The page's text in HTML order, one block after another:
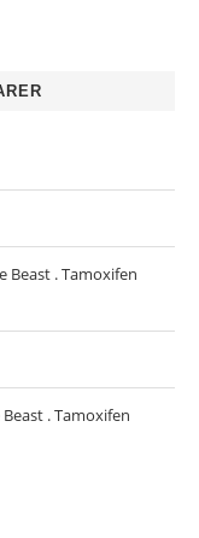
Beast . Tamoxifen
. Tamoxifen